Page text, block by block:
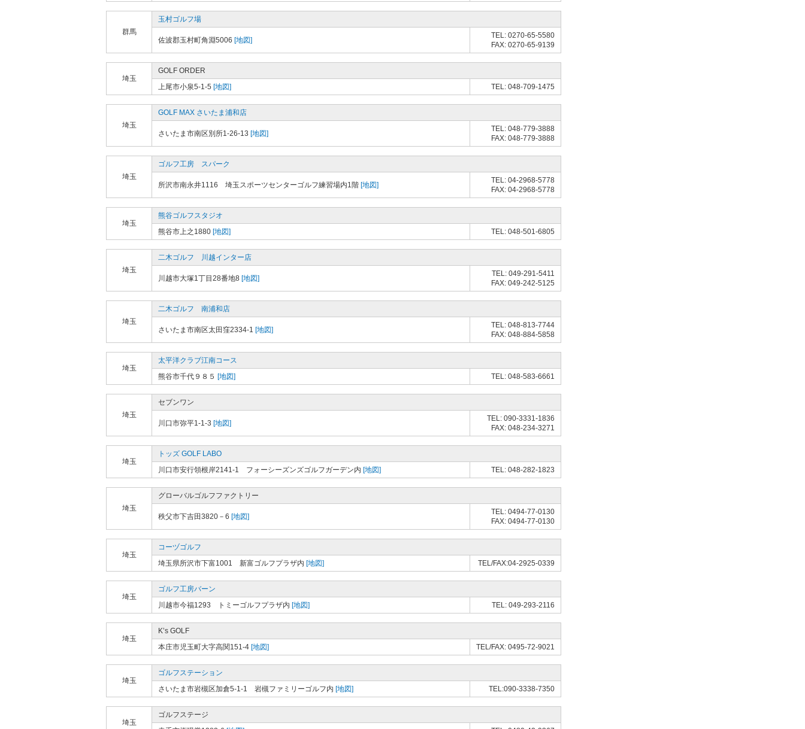
群馬
玉村ゴルフ場
佐波郡玉村町角淵5006 [地図]
TEL: 0270-65-5580
FAX: 0270-65-9139
埼玉
GOLF ORDER
上尾市小泉5-1-5 [地図] TEL: 048-709-1475
埼玉
GOLF MAX さいたま浦和店
さいたま市南区別所1-26-13 [地図]
TEL: 048-779-3888
FAX: 048-779-3888
埼玉
ゴルフ工房 スパーク
所沢市南永井1116 埼玉スポーツセンターゴルフ練習場内1階 [地図]
TEL: 04-2968-5778
FAX: 04-2968-5778
埼玉
熊谷ゴルフスタジオ
熊谷市上之1880 [地図] TEL: 048-501-6805
埼玉
二木ゴルフ 川越インター店
川越市大塚1丁目28番地8 [地図]
TEL: 049-291-5411
FAX: 049-242-5125
埼玉
二木ゴルフ 南浦和店
さいたま市南区太田窪2334-1 [地図]
TEL: 048-813-7744
FAX: 048-884-5858
埼玉
太平洋クラブ江南コース
熊谷市千代９８５ [地図] TEL: 048-583-6661
埼玉
セブンワン
川口市弥平1-1-3 [地図]
TEL: 090-3331-1836
FAX: 048-234-3271
埼玉
トッズ GOLF LABO
川口市安行領根岸2141-1 フォーシーズンズゴルフガーデン内 [地図] TEL: 048-282-1823
埼玉
グローバルゴルフファクトリー
秩父市下吉田3820－6 [地図]
TEL: 0494-77-0130
FAX: 0494-77-0130
埼玉
コーヅゴルフ
埼玉県所沢市下富1001 新富ゴルフプラザ内 [地図] TEL/FAX:04-2925-0339
埼玉
ゴルフ工房バーン
川越市今福1293 トミーゴルフプラザ内 [地図] TEL: 049-293-2116
埼玉
K’s GOLF
本庄市児玉町大字高関151-4 [地図] TEL/FAX: 0495-72-9021
埼玉
ゴルフステーション
さいたま市岩槻区加倉5-1-1 岩槻ファミリーゴルフ内 [地図] TEL:090-3338-7350
埼玉
ゴルフステージ